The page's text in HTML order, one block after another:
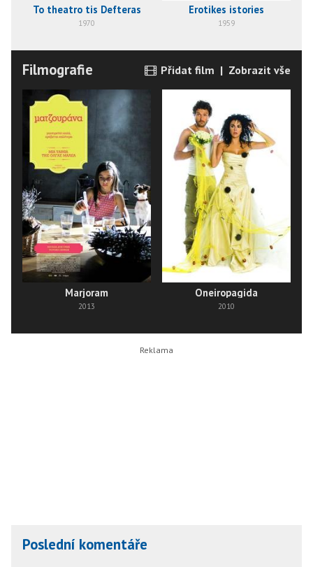
To theatro tis Defteras
1970
Erotikes istories
1959
Filmografie Přidat film | Zobrazit vše
Marjoram
2013
Oneiropagida
2010
Poslední komentáře